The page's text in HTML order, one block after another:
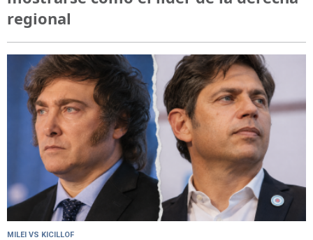
regional
MILEI VS KICILLOF